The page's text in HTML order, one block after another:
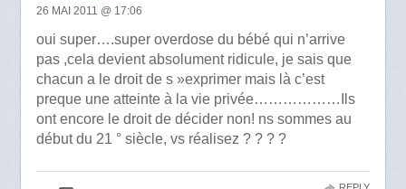
26 MAI 2011 @ 17:06
oui super….super overdose du bébé qui n’arrive
pas ,cela devient absolument ridicule, je sais que
chacun a le droit de s »exprimer mais là c’est
preque une atteinte à la vie privée………………Ils
ont encore le droit de décider non! ns sommes au
début du 21 ° siècle, vs réalisez ? ? ? ?